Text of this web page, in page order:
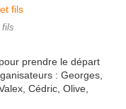
fils
prendre le départ
: Georges,
Cédric, Olive,